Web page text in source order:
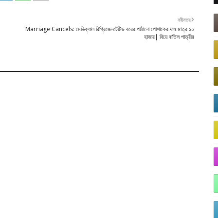
নবীনতর
Marriage Cancels: মেডিক্যাল রিপ্রিজেনটেটিভ বরের পাঠানো পোশাকের দাম মাত্র ১০
হাজার| বিয়ে বাতিল পাত্রীর